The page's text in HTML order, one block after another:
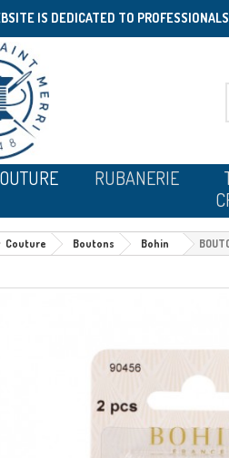
IS DEDICATED TO
RUBANERIE
Couture Boutons Bohin